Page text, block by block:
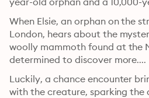
When Elsie, an orphan on the
London, hears about the
woolly mammoth found at the
determined to discover more....
Luckily, a chance encounter
with the creature, sparking